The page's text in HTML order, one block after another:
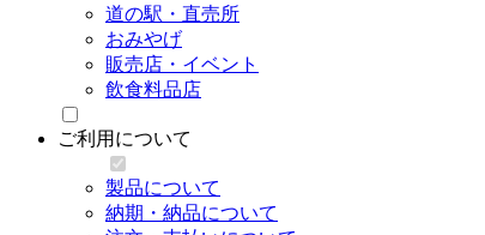
道の駅・直売所
おみやげ
販売店・イベント
飲食料品店
ご利用について
製品について
納期・納品について